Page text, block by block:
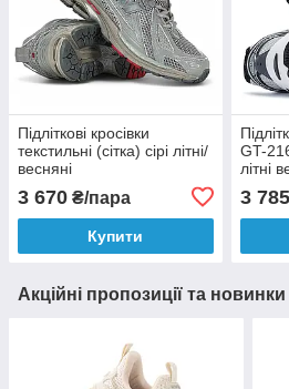
Підліткові кросівки
текстильні (сітка) сірі літні/
весняні
3 670 ₴/пара
Купити
GT-
літні
3 785
Акційні пропозиції та новинки